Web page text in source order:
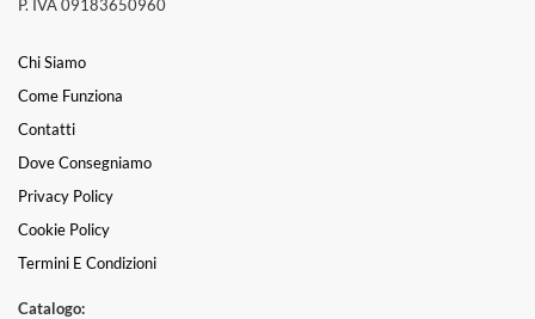
P. IVA 09183650960
Chi Siamo
Come Funziona
Contatti
Dove Consegniamo
Privacy Policy
Cookie Policy
Termini E Condizioni
Catalogo: